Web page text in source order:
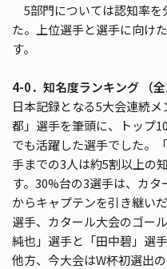
5部門については認知率を
た。上位選手と選手に向け
す。
4-0．知名度ランキング （全
日本記録となる5大会連続
都」選手を筆頭に、トップ
でも活躍した選手でした。
手までの3人は約5割以上の
す。30%台の3選手は、カ
からキャプテンを引き継い
選手、カタール大会のゴー
純也」選手と「田中碧」選手
他方、今大会はW杯初選出